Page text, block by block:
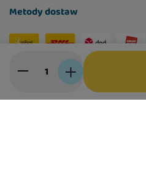
Metody dostaw
Social media